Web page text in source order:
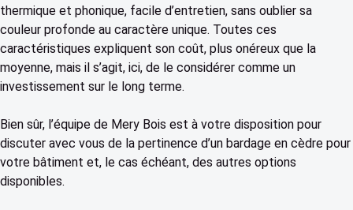
thermique et phonique, facile d’entretien, sans oublier sa
couleur profonde au caractère unique. Toutes ces
caractéristiques expliquent son coût, plus onéreux que la
moyenne, mais il s’agit, ici, de le considérer comme un
investissement sur le long terme.
Bien sûr, l’équipe de Mery Bois est à votre disposition pour
discuter avec vous de la pertinence d’un bardage en cèdre pour
votre bâtiment et, le cas échéant, des autres options
disponibles.